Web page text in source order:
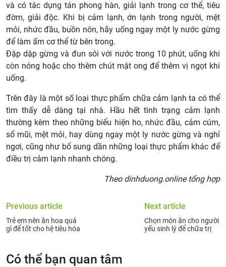
và có tác dụng tán phong hàn, giải lạnh trong cơ thể, tiêu
đờm, giải độc. Khi bị cảm lạnh, ớn lạnh trong người, mệt
mỏi, nhức đầu, buồn nôn, hãy uống ngay một ly nước gừng
để làm ấm cơ thể từ bên trong.
Đập dập gừng và đun sôi với nước trong 10 phút, uống khi
còn nóng hoặc cho thêm chút mật ong để thêm vị ngọt khi
uống.
Trên đây là một số loại thực phẩm chữa cảm lạnh ta có thể
tìm thấy dễ dàng tại nhà. Hầu hết tình trạng cảm lạnh
thường kèm theo những biểu hiện ho, nhức đầu, cảm cúm,
sổ mũi, mệt mỏi, hay dùng ngay một ly nước gừng và nghỉ
ngơi, cũng như bổ sung dần những loại thực phẩm khác để
điều trị cảm lạnh nhanh chóng.
Theo dinhduong.online tổng hợp
Previous article
Trẻ em nên ăn hoa quả
gì để tốt cho hệ tiêu hóa
Next article
Chọn món ăn cho người
yếu sinh lý để chữa trị
Có thể bạn quan tâm